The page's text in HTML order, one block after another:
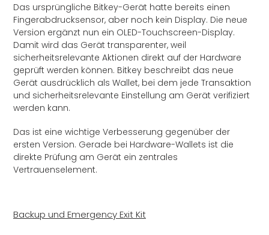
Das ursprüngliche Bitkey-Gerät hatte bereits einen
Fingerabdrucksensor, aber noch kein Display. Die neue
Version ergänzt nun ein OLED-Touchscreen-Display.
Damit wird das Gerät transparenter, weil
sicherheitsrelevante Aktionen direkt auf der Hardware
geprüft werden können. Bitkey beschreibt das neue
Gerät ausdrücklich als Wallet, bei dem jede Transaktion
und sicherheitsrelevante Einstellung am Gerät verifiziert
werden kann.
Das ist eine wichtige Verbesserung gegenüber der
ersten Version. Gerade bei Hardware-Wallets ist die
direkte Prüfung am Gerät ein zentrales
Vertrauenselement.
Backup und Emergency Exit Kit